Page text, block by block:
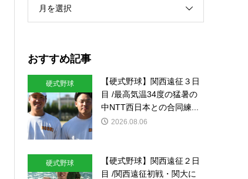
月を選択
おすすめ記事
硬式野球
【硬式野球】関西遠征３日
目 /最高気温34度の猛暑の
中NTT西日本との合同練...
2026.08.06
硬式野球
【硬式野球】関西遠征２日
目 /関西遠征初戦・関大に